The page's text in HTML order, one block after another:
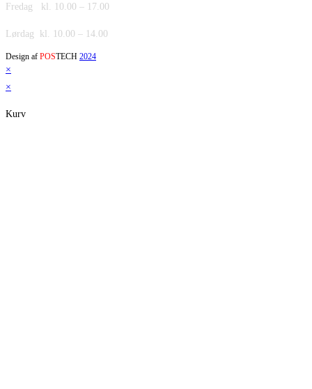
Fredag kl. 10.00 – 17.00
Lørdag kl. 10.00 – 14.00
Design af POSTECH 2024
×
×
Kurv